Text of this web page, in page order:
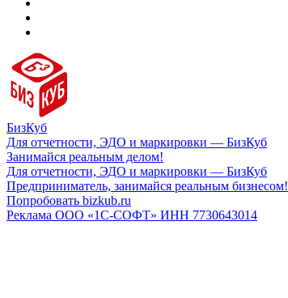
БизКуб
Для отчетности, ЭДО и маркировки — БизКуб
Занимайся реальным делом!
Для отчетности, ЭДО и маркировки — БизКуб
Предприниматель, занимайся реальным бизнесом!
Попробовать bizkub.ru
Реклама ООО «1С-СОФТ» ИНН 7730643014